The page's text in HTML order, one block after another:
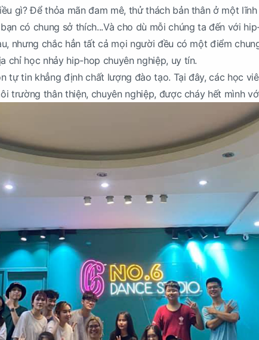
gì? Để thỏa mãn đam mê, thử thách bản thân ở một
có chung sở thích...Và cho dù mỗi chúng ta đến với
nhưng chắc hẳn tất cả mọi người đều có một điểm
chỉ học nhảy hip-hop chuyên nghiệp, uy tín.
tự tin khẳng định chất lượng đào tạo. Tại đây, các học
trường thân thiện, chuyên nghiệp, được cháy hết mình